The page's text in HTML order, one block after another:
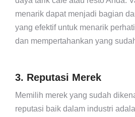
menarik dapat menjadi bagian
yang efektif untuk menarik
dan mempertahankan yang
3. Reputasi Merek
Memilih merek yang sudah
reputasi baik dalam industri